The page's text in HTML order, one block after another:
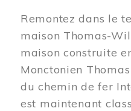
Remontez dans le
maison Thomas-
maison construite
Monctonien
du chemin de fer
est maintenant